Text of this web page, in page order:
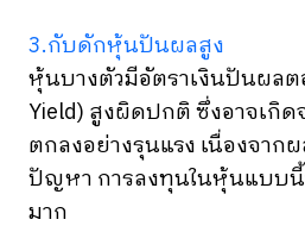
3.กับดักหุ้นปันผลสูง
หุ้นบางตัวมีอัตราเงินปันผลต
Yield) สูงผิดปกติ ซึ่งอาจเกิ
ตกลงอย่างรุนแรง เนื่องจาก
ปัญหา การลงทุนในหุ้นแบบนี้
มาก